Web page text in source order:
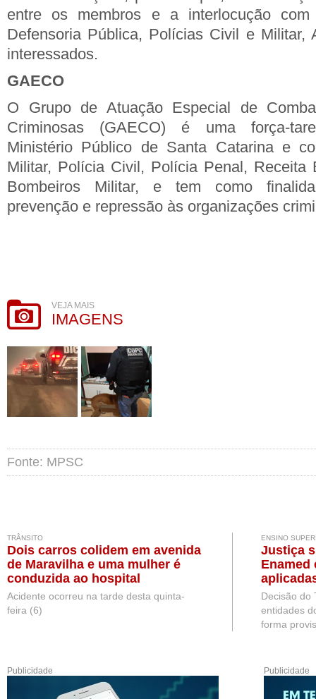
entre os membros e a interlocução
Defensoria Pública, Polícias Civil e Militar,
interessados.
GAECO
O Grupo de Atuação Especial de
Criminosas (GAECO) é uma força-
Ministério Público de Santa Catarina e
Militar, Polícia Civil, Polícia Penal, Receita
Bombeiros Militar, e tem como
prevenção e repressão às organizações
VEJA MAIS
IMAGENS
Fonte: MPSC
TRÂNSITO
Dois carros colidem em avenida
de Maravilha e uma mulher é
conduzida ao hospital
Acidente ocorreu na tarde desta quinta-
feira (6)
ENSINO
Justiça
Enamed
Medicina
Decisão do
entidades
forma
Publicidade Publicidade